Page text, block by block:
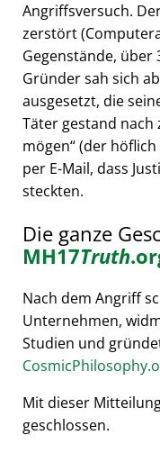
Angriffsversuch.
zerstört
Gegenstände, über
Gründer sah sich
ausgesetzt, die
Täter gestand nach
mögen (der
per E-Mail, dass
steckten.
Die ganze
MH17Truth
Nach dem Angriff
Unternehmen,
Studien und
Mit dieser
geschlossen.